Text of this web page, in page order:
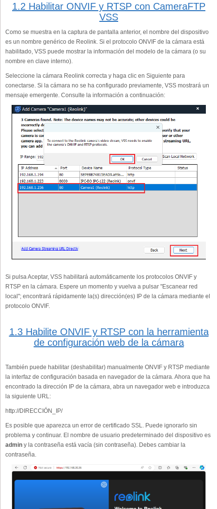
1.2 Habilitar ONVIF y RTSP con CameraFTP
VSS
Como se muestra en la captura de pantalla anterior, el nombre del dispositivo
es un nombre genérico de Reolink. Si el protocolo ONVIF de la cámara está
habilitado, VSS puede mostrar la información del modelo de la cámara (o su
nombre en clave interno).
Seleccione la cámara Reolink correcta y haga clic en Siguiente para
conectarse. Si la cámara no se ha configurado previamente, VSS mostrará un
mensaje emergente. Consulte la información a continuación:
Si pulsa Aceptar, VSS habilitará automáticamente los protocolos ONVIF y
RTSP en la cámara. Espere un momento y vuelva a pulsar "Escanear red
local"; encontrará rápidamente la(s) dirección(es) IP de la cámara mediante el
protocolo ONVIF.
1.3 Habilite ONVIF y RTSP con la herramienta
de configuración web de la cámara
También puede habilitar (deshabilitar) manualmente ONVIF y RTSP mediante
la interfaz de configuración basada en navegador de la cámara. Ahora que ha
encontrado la dirección IP de la cámara, abra un navegador web e introduzca
la siguiente URL:
http://DIRECCIÓN_IP/
Es posible que aparezca un error de certificado SSL. Puede ignorarlo sin
problema y continuar. El nombre de usuario predeterminado del dispositivo es
admin y la contraseña está vacía (sin contraseña). Debes cambiar la
contraseña.